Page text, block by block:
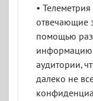
•
отвечающие
помощью
информацию
аудитории,
далеко не